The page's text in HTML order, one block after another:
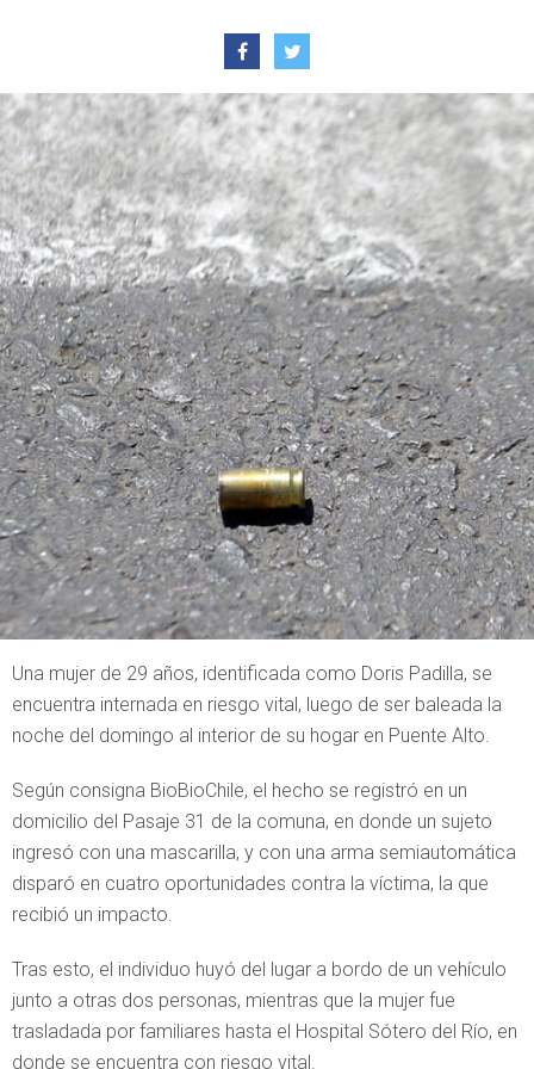
Una mujer de 29 años, identificada como Doris Padilla, se
encuentra internada en riesgo vital, luego de ser baleada la
noche del domingo al interior de su hogar en Puente Alto.
Según consigna BioBioChile, el hecho se registró en un
domicilio del Pasaje 31 de la comuna, en donde un sujeto
ingresó con una mascarilla, y con una arma semiautomática
disparó en cuatro oportunidades contra la víctima, la que
recibió un impacto.
Tras esto, el individuo huyó del lugar a bordo de un vehículo
junto a otras dos personas, mientras que la mujer fue
trasladada por familiares hasta el Hospital Sótero del Río, en
donde se encuentra con riesgo vital.